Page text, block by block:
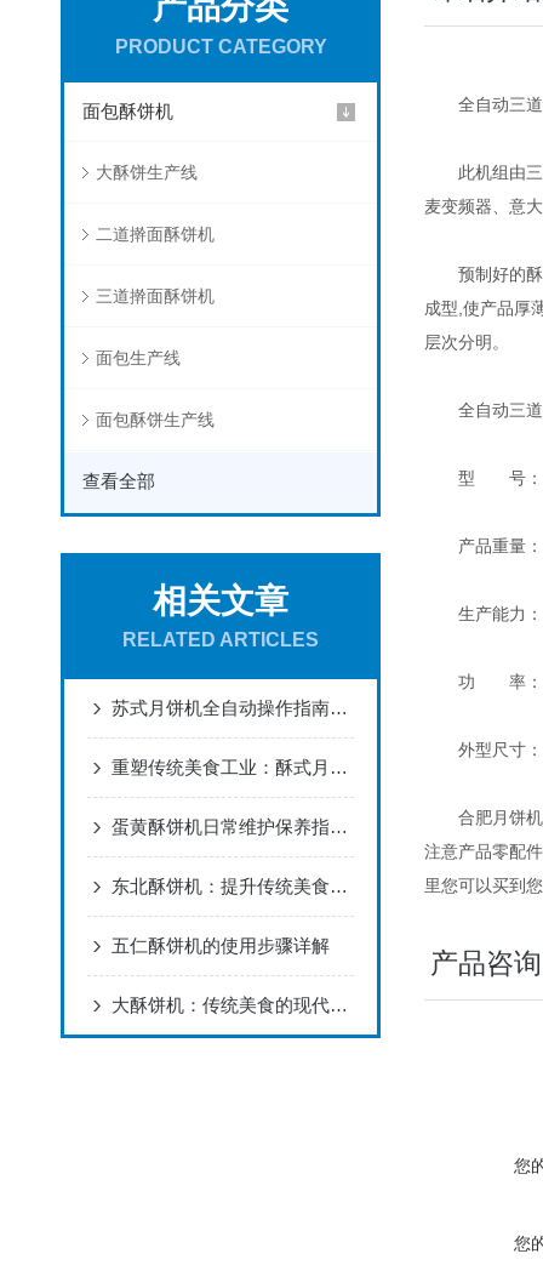
PRODUCT CATEGORY
面包酥饼机
大酥饼生产线
二道擀面酥饼机
三道擀面酥饼机
面包生产线
面包酥饼生产线
查看全部
相关文章
RELATED ARTICLES
苏式月饼机全自动操作指南：从酥皮压制到成品出炉，一个人也能日产千枚
重塑传统美食工业：酥式月饼机的应用场景与核心价值
蛋黄酥饼机日常维护保养指南：延长设备寿命，保障生产品质
东北酥饼机：提升传统美食生产效率的得力助手
五仁酥饼机的使用步骤详解
大酥饼机：传统美食的现代制造者
全自动三道
此机组由三
麦变频器、意
预制好的酥
成型,使产品厚
层次分明。
全自动三道
型 号：
产品重量：
生产能力：
功 率：
外型尺寸：
合肥月饼机_
注意产品零配
里您可以买到
产品咨询
您
您